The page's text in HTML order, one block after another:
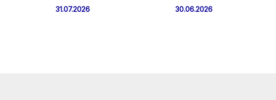
31.07.2026 30.06.2026